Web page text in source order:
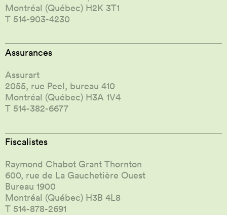
Montréal (Québec) H2K 3T1
T 514-903-4230
Assurances
Assurart
2055, rue Peel, bureau 410
Montréal (Québec) H3A 1V4
T 514-382-6677
Fiscalistes
Raymond Chabot Grant Thornton
600, rue de La Gauchetière Ouest
Bureau 1900
Montréal (Québec) H3B 4L8
T 514-878-2691